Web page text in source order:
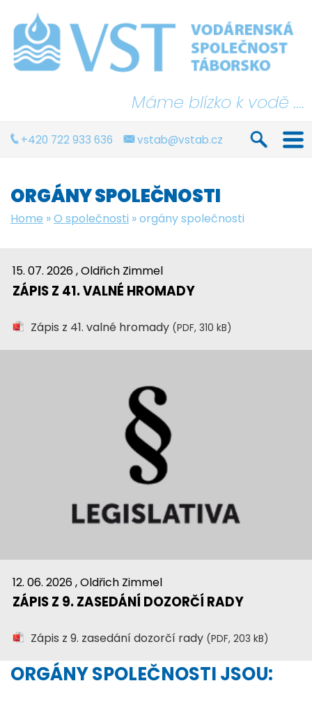
Máme blízko k vodě ....
+420 722 933 636 vstab@vstab.cz
ORGÁNY SPOLEČNOSTI
Home »O společnosti »orgány společnosti
15. 07. 2026, Oldřich Zimmel
ZÁPIS Z 41. VALNÉ HROMADY
Zápis z 41. valné hromady (PDF, 310 kB)
12. 06. 2026, Oldřich Zimmel
ZÁPIS Z 9. ZASEDÁNÍ DOZORČÍ RADY
Zápis z 9. zasedání dozorčí rady (PDF, 203 kB)
ORGÁNY SPOLEČNOSTI JSOU: